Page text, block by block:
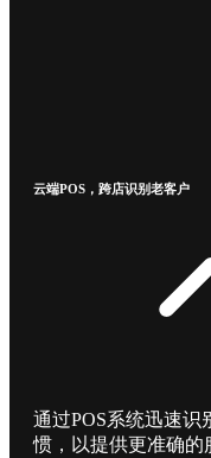
云端POS，跨店识别老客户
通过POS系统迅速
惯，以提供更准确的